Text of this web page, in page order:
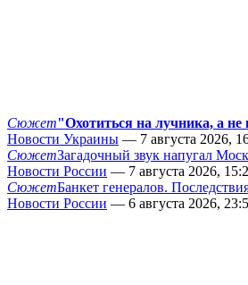
Сюжет"Охотиться на лучника, а не
Новости Украины — 7 августа 2026,
СюжетЗагадочный звук напугал
Новости России — 7 августа 2026,
СюжетБанкет генералов.
Новости России — 6 августа 2026,